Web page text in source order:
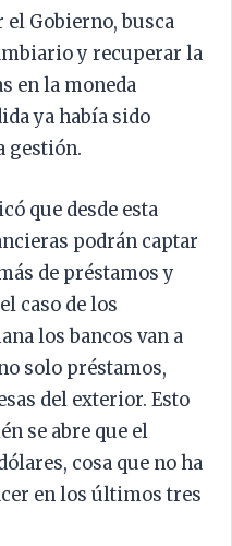
Gobierno, busca
y recuperar la
en la moneda
ya había sido
gestión.
que desde esta
podrán captar
de préstamos y
caso de los
los bancos van a
solo préstamos,
del exterior. Esto
se abre que el
cosa que no ha
en los últimos tres